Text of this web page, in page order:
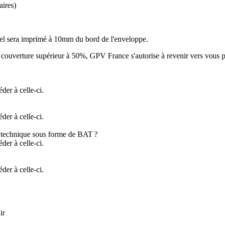
sera imprimé à 10mm du bord de l'enveloppe.
supérieur à 50%, GPV France s'autorise à revenir vers vous
à celle-ci.
à celle-ci.
sous forme de BAT ?
à celle-ci.
à celle-ci.